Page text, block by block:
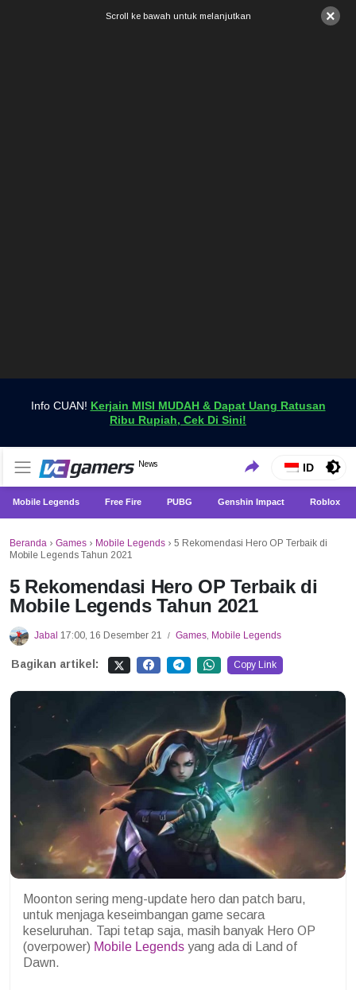
×
Scroll ke bawah untuk melanjutkan
Info CUAN! Kerjain MISI MUDAH & Dapat Uang Ratusan
Ribu Rupiah, Cek Di Sini!
VCGamers News
News
Dapatkan Berita Games Terbaru Hanya di VCGamers
ID
Mobile Legends Free Fire PUBG Genshin Impact Roblox
Beranda › Games › Mobile Legends › 5 Rekomendasi Hero OP Terbaik di
Mobile Legends Tahun 2021
5 Rekomendasi Hero OP Terbaik di
Mobile Legends Tahun 2021
Jabal 17:00, 16 Desember 21 / Games, Mobile Legends
Bagikan artikel: Copy Link
Moonton sering meng-update hero dan patch baru,
untuk menjaga keseimbangan game secara
keseluruhan. Tapi tetap saja, masih banyak Hero OP
(overpower) Mobile Legends yang ada di Land of
Dawn.